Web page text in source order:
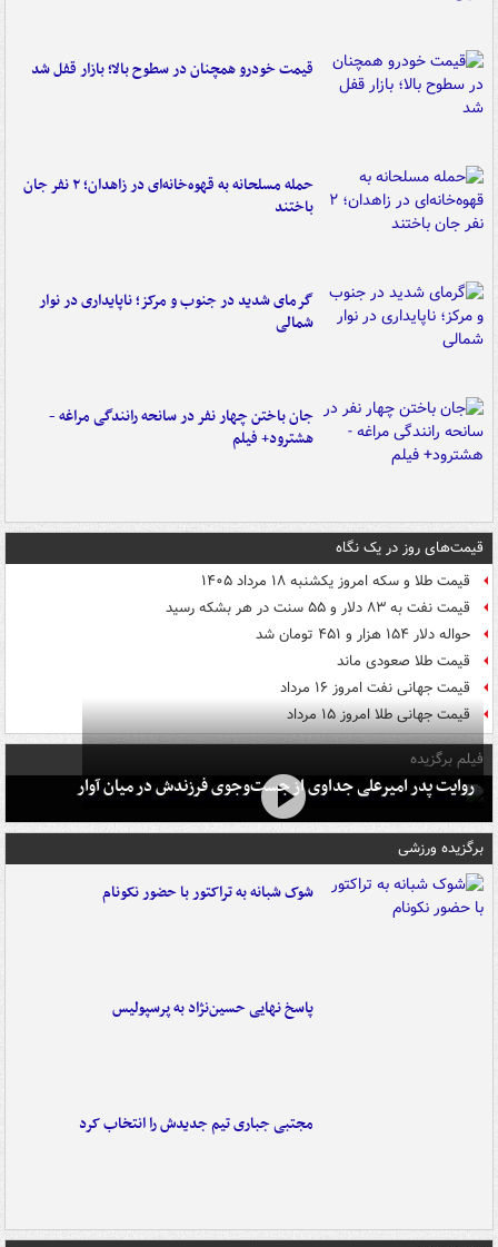
قیمت خودرو همچنان در سطوح بالا؛ بازار قفل شد
حمله مسلحانه به قهوه‌خانه‌ای در زاهدان؛ ۲ نفر جان
باختند
گرمای شدید در جنوب و مرکز؛ ناپایداری در نوار
شمالی
جان باختن چهار نفر در سانحه رانندگی مراغه -
هشترود+ فیلم
قیمت‌های روز در یک نگاه
قیمت طلا و سکه امروز یکشنبه ۱۸ مرداد ۱۴۰۵
قیمت نفت به ۸۳ دلار و ۵۵ سنت در هر بشکه رسید
حواله دلار ۱۵۴ هزار و ۴۵۱ تومان شد
قیمت طلا صعودی ماند
قیمت جهانی نفت امروز ۱۶ مرداد
قیمت جهانی طلا امروز ۱۵ مرداد
فیلم برگزیده
روایت پدر امیرعلی جداوی از جست‌وجوی فرزندش در میان آوار
برگزیده ورزشی
شوک شبانه به تراکتور با حضور نکونام
پاسخ نهایی حسین‌نژاد به پرسپولیس
مجتبی جباری تیم جدیدش را انتخاب کرد